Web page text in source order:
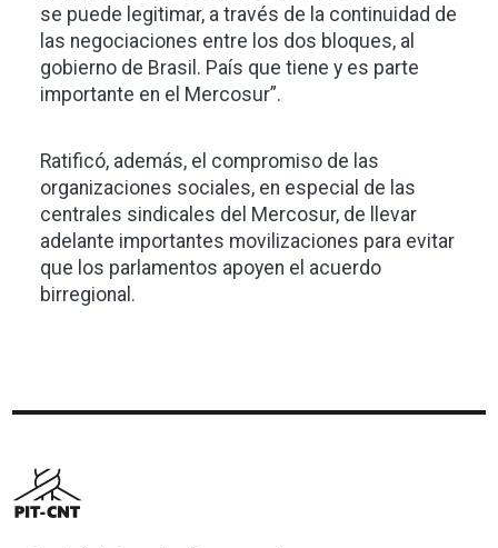
se puede legitimar, a través de la continuidad de
las negociaciones entre los dos bloques, al
gobierno de Brasil. País que tiene y es parte
importante en el Mercosur”.
Ratificó, además, el compromiso de las
organizaciones sociales, en especial de las
centrales sindicales del Mercosur, de llevar
adelante importantes movilizaciones para evitar
que los parlamentos apoyen el acuerdo
birregional.